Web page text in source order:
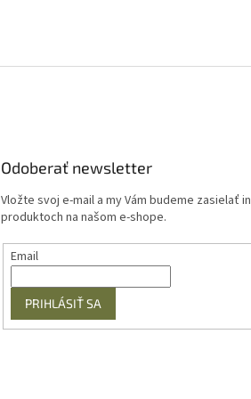
Odoberať newsletter
Vložte svoj e-mail a my Vám budeme zasielať
produktoch na našom e-shope.
Email
PRIHLÁSIŤ SA